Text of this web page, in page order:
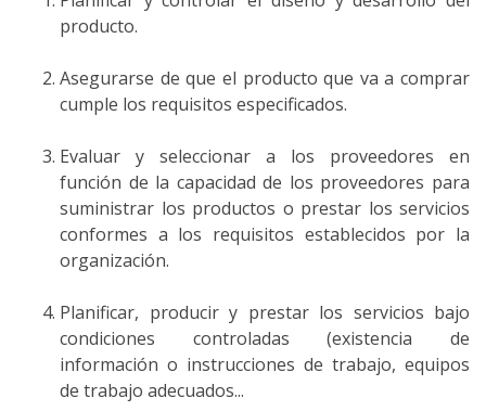
producto.
Asegurarse de que el producto que va a comprar
cumple los requisitos especificados.
Evaluar y seleccionar a los proveedores en
función de la capacidad de los proveedores para
suministrar los productos o prestar los servicios
conformes a los requisitos establecidos por la
organización.
Planificar, producir y prestar los servicios bajo
condiciones controladas (existencia de
información o instrucciones de trabajo, equipos
de trabajo adecuados...